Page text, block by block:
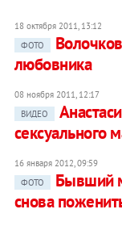
18 октября 2011, 13:12
ФОТО
любовника
08 ноября 2011, 12:17
ВИДЕО
сексуального
16 января 2012, 09:59
ФОТО
Бывший
снова